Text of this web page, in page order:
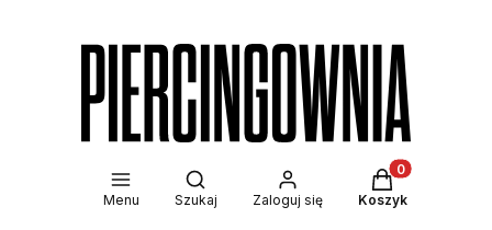
Menu
Otwórz wyszukiwarkę
Szukaj Zaloguj się
Produkty w
Koszyk